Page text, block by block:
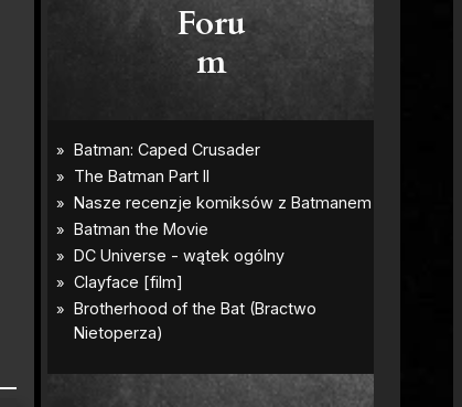
Foru
m